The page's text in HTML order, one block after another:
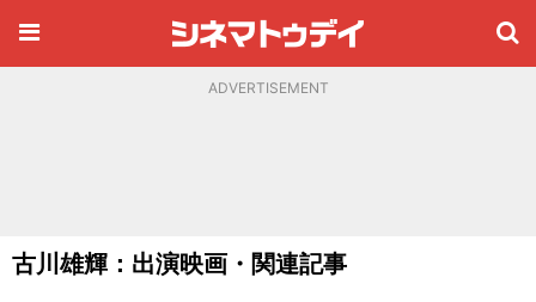
ADVERTISEMENT
古川雄輝：出演映画・関連記事